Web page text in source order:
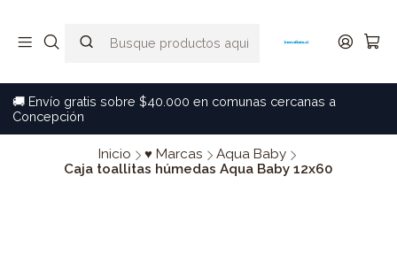
🚚 Envío gratis sobre $40.000 en comunas cercanas a
Concepción
Inicio ♥ Marcas
Aqua Baby
Caja toallitas húmedas Aqua Baby 12x60